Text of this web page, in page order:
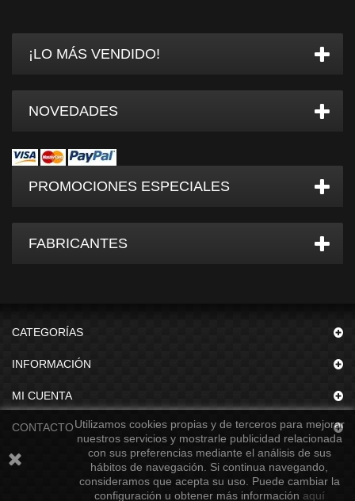
¡LO MÁS VENDIDO!
NOVEDADES
PROMOCIONES ESPECIALES
FABRICANTES
CATEGORÍAS
INFORMACIÓN
MI CUENTA
CONTACTOUtilizamos cookies propias y de terceros para mejorar
nuestros servicios y mostrarle publicidad relacionada
con sus preferencias mediante el análisis de sus
hábitos de navegación. Si continua navegando,
consideramos que acepta su uso. Puede cambiar la
configuración u obtener más información aquí